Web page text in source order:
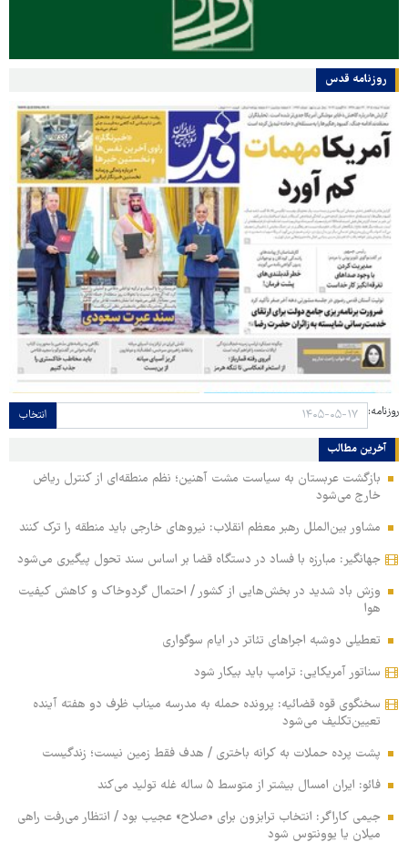
روزنامه قدس
روزنامه: انتخاب
آخرین مطالب
بازگشت عربستان به سیاست مشت آهنین؛ نظم منطقه‌ای از کنترل ریاض
خارج می‌شود
مشاور بین‌الملل رهبر معظم انقلاب: نیروهای خارجی باید منطقه را ترک کنند
جهانگیر: مبارزه با فساد در دستگاه قضا بر اساس سند تحول پیگیری می‌شود
وزش باد شدید در بخش‌هایی از کشور / احتمال گردوخاک و کاهش کیفیت
هوا
تعطیلی دوشبه اجراهای تئاتر در ایام سوگواری
سناتور آمریکایی: ترامپ باید بیکار شود
سخنگوی قوه قضائیه: پرونده حمله به مدرسه میناب ظرف دو هفته آینده
تعیین‌تکلیف می‌شود
پشت پرده حملات به کرانه باختری / هدف فقط زمین نیست؛ زندگیست
فائو: ایران امسال بیشتر از متوسط ۵ ساله غله تولید می‌کند
جیمی کاراگر: انتخاب ترابزون برای «صلاح» عجیب بود / انتظار می‌رفت راهی
میلان یا یوونتوس شود